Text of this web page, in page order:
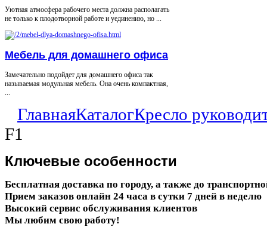
Уютная атмосфера рабочего места должна располагать
не только к плодотворной работе и уединению, но ...
Мебель для домашнего офиса
Замечательно подойдет для домашнего офиса так
называемая модульная мебель. Она очень компактная,
...
ГлавнаяКаталогКресло
F1
Ключевые особенности
Бесплатная доставка по городу, а также до
Прием заказов онлайн 24 часа в сутки 7 дней в неделю
Высокий сервис обслуживания клиентов
Мы любим свою работу!